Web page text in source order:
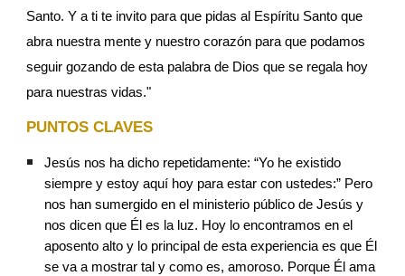
Santo. Y a ti te invito para que pidas al Espíritu Santo que
abra nuestra mente y nuestro corazón para que podamos
seguir gozando de esta palabra de Dios que se regala hoy
para nuestras vidas."
PUNTOS CLAVES
Jesús nos ha dicho repetidamente: “Yo he existido
siempre y estoy aquí hoy para estar con ustedes:” Pero
nos han sumergido en el ministerio público de Jesús y
nos dicen que Él es la luz. Hoy lo encontramos en el
aposento alto y lo principal de esta experiencia es que Él
se va a mostrar tal y como es, amoroso. Porque Él ama